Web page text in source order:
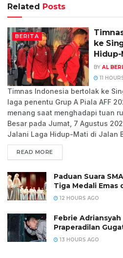
Related Posts
BERITA
ke
Hidup-
BY AL
11
Timnas Indonesia bertolak ke
laga penentu Grup A Piala AFF
menang saat menghadapi tuan
Besar pada Jumat, 7 Agustus
Jalani Laga Hidup-Mati di Jalan
READ MORE
Paduan Suara
Tiga Medali Emas
12 HOURS AGO
Febrie
Praperadilan
13 HOURS AGO